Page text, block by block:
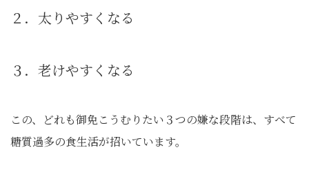
２．太りやすくなる
３．老けやすくなる
この、どれも御免こうむりたい３つの嫌な段階は、すべて
糖質過多の食生活が招いています。